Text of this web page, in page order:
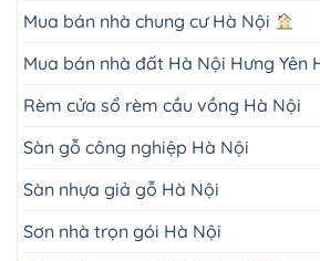
Mua bán nhà chung cư Hà Nội
Mua bán nhà đất Hà Nội Hưng Yên
Rèm cửa sổ rèm cầu vồng Hà Nội
Sàn gỗ công nghiệp Hà Nội
Sàn nhựa giả gỗ Hà Nội
Sơn nhà trọn gói Hà Nội